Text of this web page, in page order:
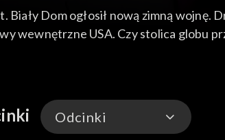
Biały Dom ogłosił nową zimną
wewnętrzne USA. Czy stolica globu
Odcinki